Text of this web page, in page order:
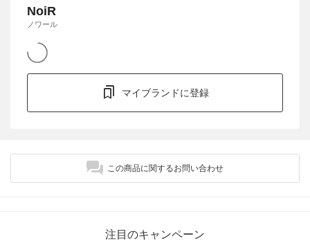
NoiR
ノワール
マイブランドに登録
この商品に関するお問い合わせ
注目のキャンペーン